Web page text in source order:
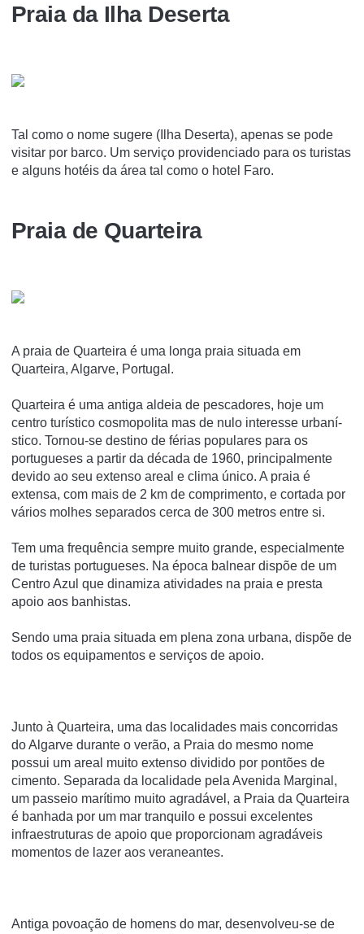
Praia da Ilha Deserta
Tal como o nome sugere (Ilha Deserta), apenas se pode
visitar por barco. Um serviço providenciado para os turistas
e alguns hotéis da área tal como o hotel Faro.
Praia de Quarteira
A praia de Quarteira é uma longa praia situada em
Quarteira, Algarve, Portugal.
Quarteira é uma antiga aldeia de pescadores, hoje um
centro turí­stico cosmopolita mas de nulo interesse urbaní­
stico. Tornou-se destino de férias populares para os
portugueses a partir da década de 1960, principalmente
devido ao seu extenso areal e clima único. A praia é
extensa, com mais de 2 km de comprimento, e cortada por
vários molhes separados cerca de 300 metros entre si.
Tem uma frequência sempre muito grande, especialmente
de turistas portugueses. Na época balnear dispõe de um
Centro Azul que dinamiza atividades na praia e presta
apoio aos banhistas.
Sendo uma praia situada em plena zona urbana, dispõe de
todos os equipamentos e serviços de apoio.
Junto à Quarteira, uma das localidades mais concorridas
do Algarve durante o verão, a Praia do mesmo nome
possui um areal muito extenso dividido por pontões de
cimento. Separada da localidade pela Avenida Marginal,
um passeio marítimo muito agradável, a Praia da Quarteira
é banhada por um mar tranquilo e possui excelentes
infraestruturas de apoio que proporcionam agradáveis
momentos de lazer aos veraneantes.
Antiga povoação de homens do mar, desenvolveu-se de